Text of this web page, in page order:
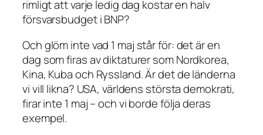
rimligt att varje ledig dag kostar en halv
försvarsbudget i BNP?
Och glöm inte vad 1 maj står för: det är en
dag som firas av diktaturer som Nordkorea,
Kina, Kuba och Ryssland. Är det de länderna
vi vill likna? USA, världens största demokrati,
firar inte 1 maj – och vi borde följa deras
exempel.